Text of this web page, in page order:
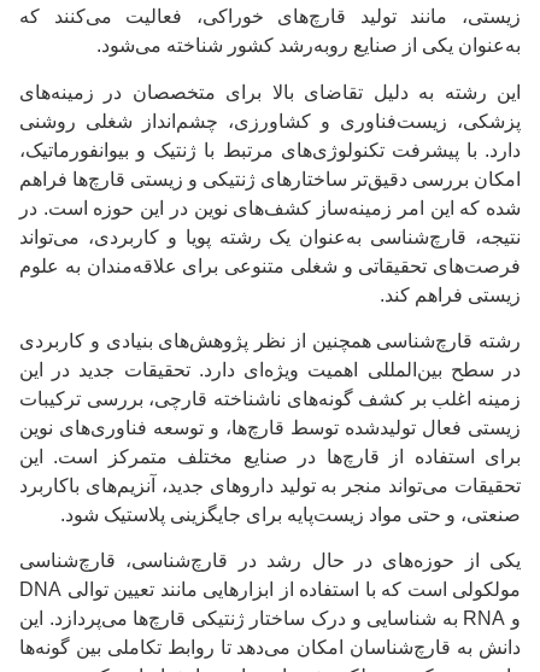
زیستی، مانند تولید قارچ‌های خوراکی، فعالیت می‌کنند که
به‌عنوان یکی از صنایع روبه‌رشد کشور شناخته می‌شود.
این رشته به دلیل تقاضای بالا برای متخصصان در زمینه‌های
پزشکی، زیست‌فناوری و کشاورزی، چشم‌انداز شغلی روشنی
دارد. با پیشرفت تکنولوژی‌های مرتبط با ژنتیک و بیوانفورماتیک،
امکان بررسی دقیق‌تر ساختارهای ژنتیکی و زیستی قارچ‌ها فراهم
شده که این امر زمینه‌ساز کشف‌های نوین در این حوزه است. در
نتیجه، قارچ‌شناسی به‌عنوان یک رشته پویا و کاربردی، می‌تواند
فرصت‌های تحقیقاتی و شغلی متنوعی برای علاقه‌مندان به علوم
زیستی فراهم کند.
رشته قارچ‌شناسی همچنین از نظر پژوهش‌های بنیادی و کاربردی
در سطح بین‌المللی اهمیت ویژه‌ای دارد. تحقیقات جدید در این
زمینه اغلب بر کشف گونه‌های ناشناخته قارچی، بررسی ترکیبات
زیستی فعال تولیدشده توسط قارچ‌ها، و توسعه فناوری‌های نوین
برای استفاده از قارچ‌ها در صنایع مختلف متمرکز است. این
تحقیقات می‌تواند منجر به تولید داروهای جدید، آنزیم‌های باکاربرد
صنعتی، و حتی مواد زیست‌پایه برای جایگزینی پلاستیک شود.
یکی از حوزه‌های در حال رشد در قارچ‌شناسی، قارچ‌شناسی
مولکولی است که با استفاده از ابزارهایی مانند تعیین توالی DNA
و RNA به شناسایی و درک ساختار ژنتیکی قارچ‌ها می‌پردازد. این
دانش به قارچ‌شناسان امکان می‌دهد تا روابط تکاملی بین گونه‌ها